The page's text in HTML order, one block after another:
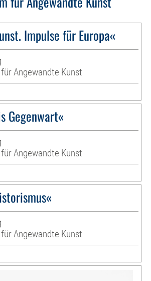
Impulse für Europa«
Angewandte Kunst
Gegenwart«
Angewandte Kunst
Angewandte Kunst